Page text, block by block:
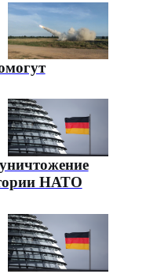
НАТО